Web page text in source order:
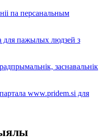
па персанальным
для пажылых людзей з
заснавальнік
www.pridem.si для